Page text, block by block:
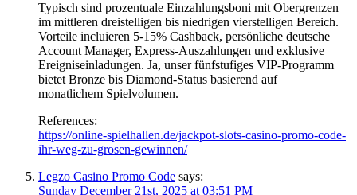
Typisch sind prozentuale Einzahlungsboni mit Obergrenzen
im mittleren dreistelligen bis niedrigen vierstelligen Bereich.
Vorteile incluieren 5-15% Cashback, persönliche deutsche
Account Manager, Express-Auszahlungen und exklusive
Ereigniseinladungen. Ja, unser fünfstufiges VIP-Programm
bietet Bronze bis Diamond-Status basierend auf
monatlichem Spielvolumen.
References:
https://online-spielhallen.de/jackpot-slots-casino-promo-code-
ihr-weg-zu-grosen-gewinnen/
Legzo Casino Promo Code says:
Sunday December 21st, 2025 at 03:51 PM